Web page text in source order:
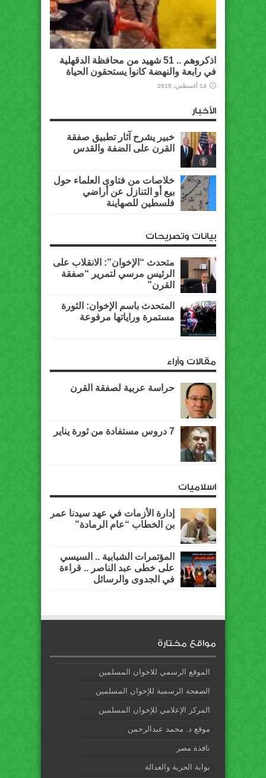
اذكروهم .. 51 شهيد من محافظة الدقهلية
في رابعة والنهضة كانوا يستحقون الحياة
14 أغسطس، 2019
الأخبار
خبير يشرح آثار تطبيق صفقة
القرن على الضفة والقدس
خلاصات من فتاوى العلماء حول
بيع أو التنازل عن أراضي
فلسطين للصهاينة
بيانات وتصريحات
متحدث “الإخوان”: الانقلاب على
الرئيس مرسي لتمرير “صفقة
القرن”
المتحدث باسم الإخوان: الثورة
مستمرة وراياتها مرفوعة
مقالات وآراء
حراسة عربية لصفقة القرن
7 دروس مستفادة من ثورة يناير
اسلاميات
إدارة الأزمات في عهد سيدنا عمر
بن الخطاب “عام الرمادة”
المؤتمرات الشبابية .. السيسي
على خطى عبد الناصر .. قراءة
في الجدوى والرسائل
مواقع مختارة
الموقع الرسمي للاخوان المسلمين
الصفحة الرسمية للإخوان المسلمين
المركز الإعلامي للإخوان المسلمين
موقع د. محمد عبدالرحمن
نافذة مصر
بوابة الحرية والعدالة